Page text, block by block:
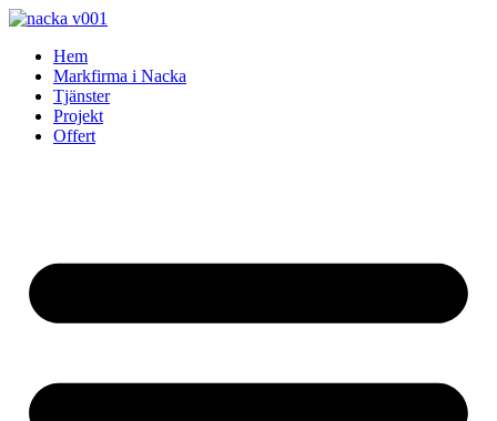
Skip
contentHem
Markfirma i Nacka
Tjänster
Projekt
Offert